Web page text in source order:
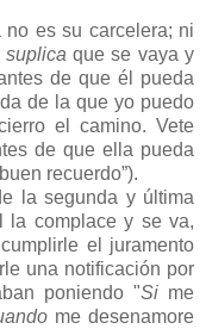
es su carcelera; ni
suplica que se vaya y
de que él pueda
de la que yo puedo
el camino. Vete
de que ella pueda
recuerdo”).
la segunda y última
la complace y se va,
el juramento
una notificación por
poniendo "Si me
me desenamore